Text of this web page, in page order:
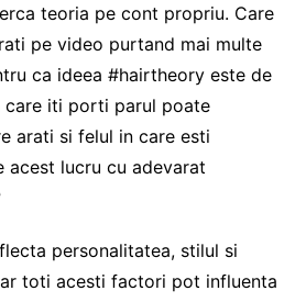
teoria pe cont propriu. Care
pe video purtand mai multe
ca ideea #hairtheory este de
care iti porti parul poate
arati si felul in care esti
acest lucru cu adevarat
personalitatea, stilul si
toti acesti factori pot influenta